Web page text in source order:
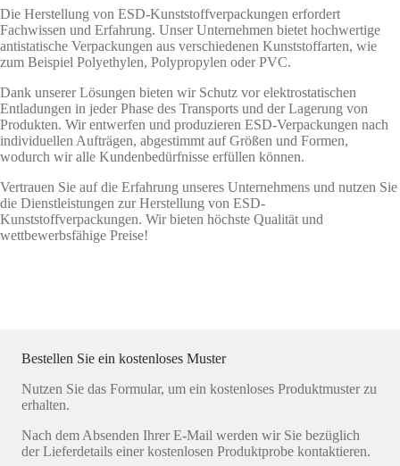
Die Herstellung von ESD-Kunststoffverpackungen erfordert
Fachwissen und Erfahrung. Unser Unternehmen bietet hochwertige
antistatische Verpackungen aus verschiedenen Kunststoffarten, wie
zum Beispiel Polyethylen, Polypropylen oder PVC.
Dank unserer Lösungen bieten wir Schutz vor elektrostatischen
Entladungen in jeder Phase des Transports und der Lagerung von
Produkten. Wir entwerfen und produzieren ESD-Verpackungen nach
individuellen Aufträgen, abgestimmt auf Größen und Formen,
wodurch wir alle Kundenbedürfnisse erfüllen können.
Vertrauen Sie auf die Erfahrung unseres Unternehmens und nutzen Sie
die Dienstleistungen zur Herstellung von ESD-
Kunststoffverpackungen. Wir bieten höchste Qualität und
wettbewerbsfähige Preise!
Bestellen Sie ein kostenloses Muster
Nutzen Sie das Formular, um ein kostenloses Produktmuster zu
erhalten.
Nach dem Absenden Ihrer E-Mail werden wir Sie bezüglich
der Lieferdetails einer kostenlosen Produktprobe kontaktieren.